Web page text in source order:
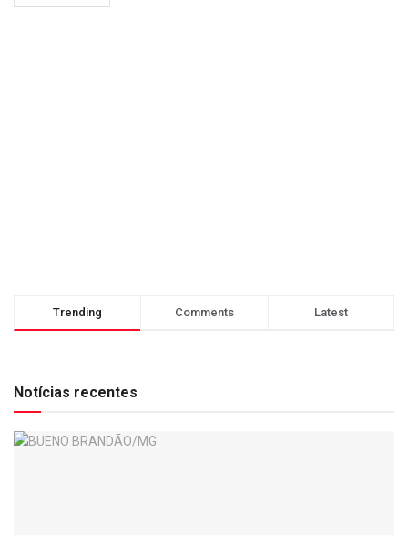
Trending Comments Latest
Notícias recentes